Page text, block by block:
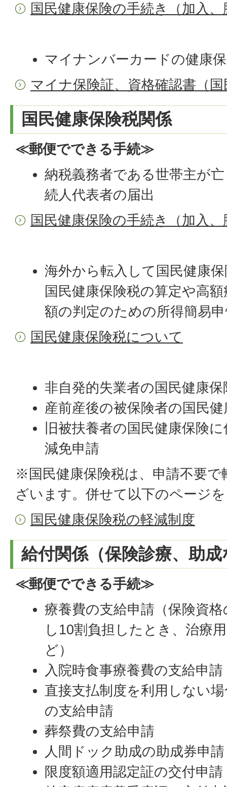
国民健康保険の手続き（加入
マイナンバーカードの健康
マイナ保険証、資格確認書（
国民健康保険税関係
≪郵便でできる手続≫
納税義務者である世帯主が
続人代表者の届出
国民健康保険の手続き（加入
海外から転入して国民健康
国民健康保険税の算定や高
額の判定のための所得簡易
国民健康保険税について
非自発的失業者の国民健康
産前産後の被保険者の国民
旧被扶養者の国民健康保険
減免申請
※国民健康保険税は、申請不要
ざいます。併せて以下のページ
国民健康保険税の軽減制度
給付関係（保険診療、助
≪郵便でできる手続≫
療養費の支給申請（保険資
し10割負担したとき、治療
ど）
入院時食事療養費の支給申請
直接支払制度を利用しない
の支給申請
葬祭費の支給申請
人間ドック助成の助成券申請
限度額適用認定証の交付申請